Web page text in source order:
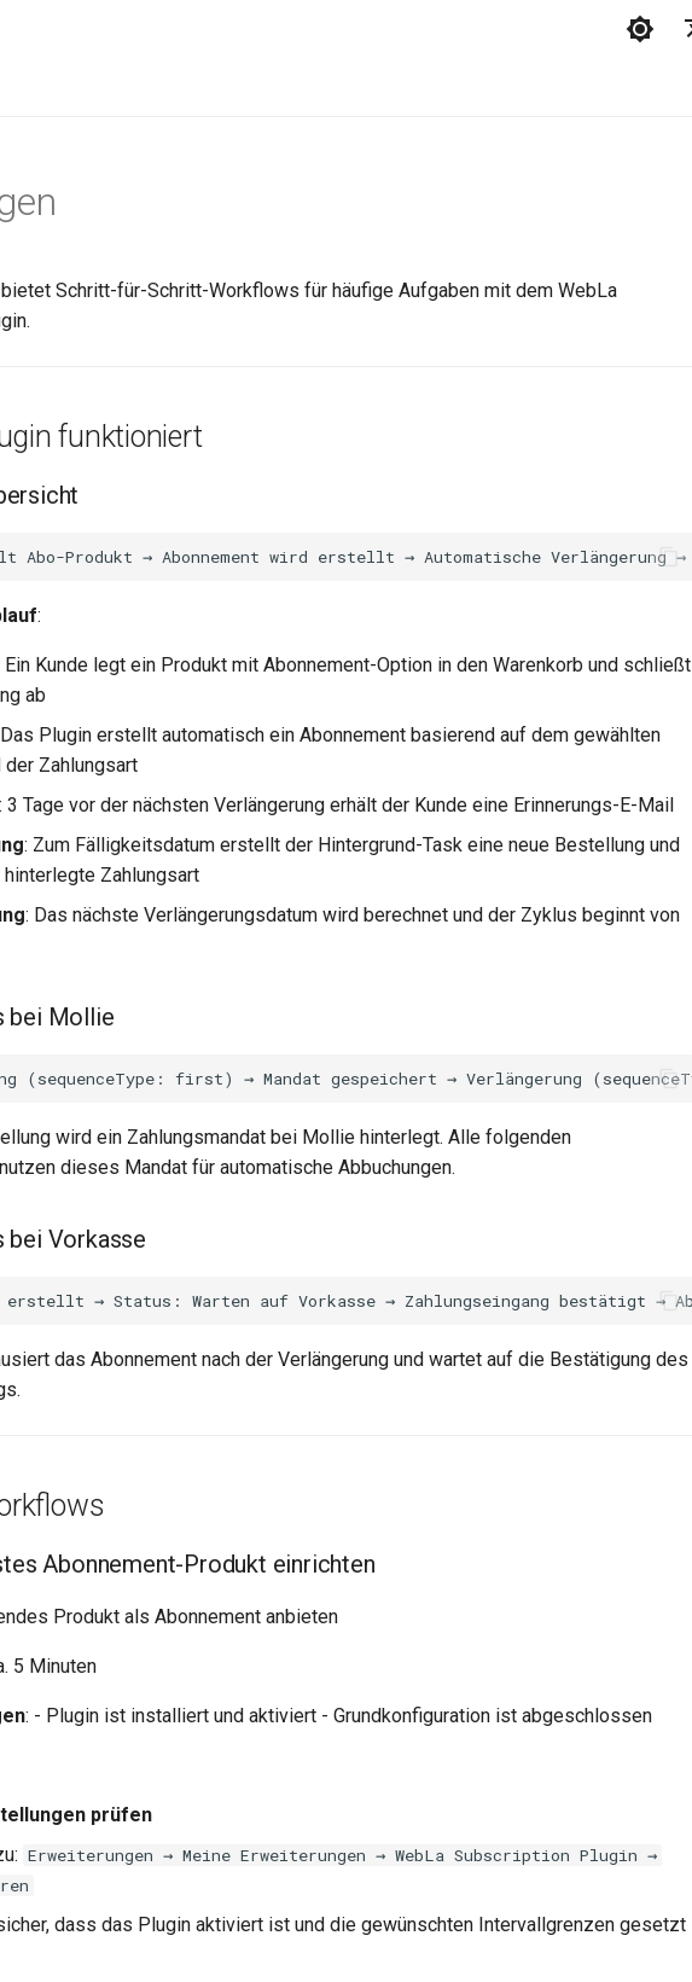
Schritt-für-Schritt-Workflows für häufige Aufgaben mit dem WebLa
funktioniert
:
Ein Kunde legt ein Produkt mit Abonnement-Option in den Warenkorb und schließt
ab
Plugin erstellt automatisch ein Abonnement basierend auf dem gewählten
der Zahlungsart
: 3 Tage vor der nächsten Verlängerung erhält der Kunde eine Erinnerungs-E-Mail
: Zum Fälligkeitsdatum erstellt der Hintergrund-Task eine neue Bestellung und
Zahlungsart
: Das nächste Verlängerungsdatum wird berechnet und der Zyklus beginnt von
bei Mollie
wird ein Zahlungsmandat bei Mollie hinterlegt. Alle folgenden
dieses Mandat für automatische Abbuchungen.
bei Vorkasse
das Abonnement nach der Verlängerung und wartet auf die Bestätigung des
Abonnement-Produkt einrichten
Produkt als Abonnement anbieten
5 Minuten
: - Plugin ist installiert und aktiviert - Grundkonfiguration ist abgeschlossen
prüfen
Erweiterungen → Meine Erweiterungen → WebLa Subscription Plugin →
dass das Plugin aktiviert ist und die gewünschten Intervallgrenzen gesetzt